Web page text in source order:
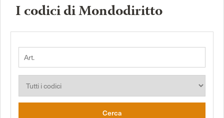
I codici di Mondodiritto
Cerca